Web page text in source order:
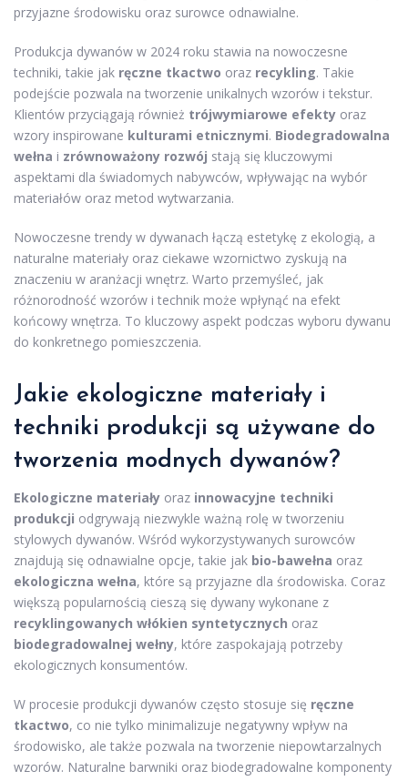
przyjazne środowisku oraz surowce odnawialne.
Produkcja dywanów w 2024 roku stawia na nowoczesne
techniki, takie jak ręczne tkactwo oraz recykling. Takie
podejście pozwala na tworzenie unikalnych wzorów i tekstur.
Klientów przyciągają również trójwymiarowe efekty oraz
wzory inspirowane kulturami etnicznymi. Biodegradowalna
wełna i zrównoważony rozwój stają się kluczowymi
aspektami dla świadomych nabywców, wpływając na wybór
materiałów oraz metod wytwarzania.
Nowoczesne trendy w dywanach łączą estetykę z ekologią, a
naturalne materiały oraz ciekawe wzornictwo zyskują na
znaczeniu w aranżacji wnętrz. Warto przemyśleć, jak
różnorodność wzorów i technik może wpłynąć na efekt
końcowy wnętrza. To kluczowy aspekt podczas wyboru dywanu
do konkretnego pomieszczenia.
Jakie ekologiczne materiały i
techniki produkcji są używane do
tworzenia modnych dywanów?
Ekologiczne materiały oraz innowacyjne techniki
produkcji odgrywają niezwykle ważną rolę w tworzeniu
stylowych dywanów. Wśród wykorzystywanych surowców
znajdują się odnawialne opcje, takie jak bio-bawełna oraz
ekologiczna wełna, które są przyjazne dla środowiska. Coraz
większą popularnością cieszą się dywany wykonane z
recyklingowanych włókien syntetycznych oraz
biodegradowalnej wełny, które zaspokajają potrzeby
ekologicznych konsumentów.
W procesie produkcji dywanów często stosuje się ręczne
tkactwo, co nie tylko minimalizuje negatywny wpływ na
środowisko, ale także pozwala na tworzenie niepowtarzalnych
wzorów. Naturalne barwniki oraz biodegradowalne komponenty